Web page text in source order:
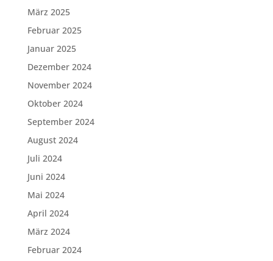
März 2025
Februar 2025
Januar 2025
Dezember 2024
November 2024
Oktober 2024
September 2024
August 2024
Juli 2024
Juni 2024
Mai 2024
April 2024
März 2024
Februar 2024